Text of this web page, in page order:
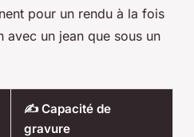
pour un rendu à la fois
avec un jean que sous un
✍️ Capacité de
gravure